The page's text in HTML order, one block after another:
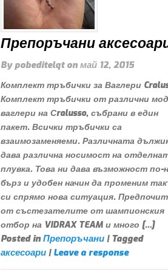
Препоръчани
Bypobeditelqton май 12, 2015
Комплект тръбички за Ваглери
Комплект тръбички от различни
ваглери на Сralusso, събрани в един
пакет. Всички тръбички са
взаимозаменяеми. Различната
дава различна носимост на
плувка. Това ни дава възможност по-
бърз и удобен начин да променим
си спрямо нова ситуация.
от състезателите от шампионския
отбор на VIDRAX TEAM и много […]
Posted inПрепоръчани | Tagged
аксесоари | Leave a response